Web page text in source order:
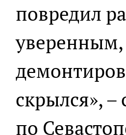
повредил
уверенным,
скрылся»,
по